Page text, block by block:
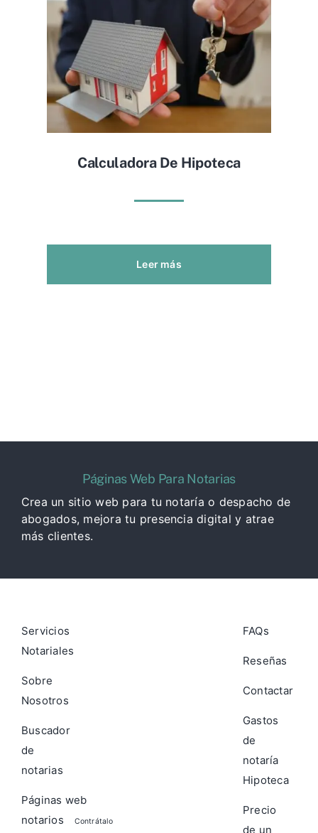
Calculadora De Hipoteca
Leer más
Páginas Web Para Notarias
Crea un sitio web para tu notaría o despacho de
abogados, mejora tu presencia digital y atrae
más clientes.
Servicios
Notariales
Sobre
Nosotros
Buscador
de
notarias
Páginas web
notarios
Contrátalo
FAQs
Reseñas
Contactar
Gastos
de
notaría
Hipoteca
Precio
de un